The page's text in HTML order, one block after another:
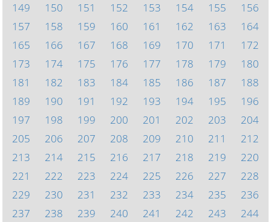
149
150 151 152 153 154 155
156
157
158 159 160 161 162 163
164
165
166 167 168 169 170 171
172
173
174 175 176 177 178 179
180
181
182 183 184 185 186 187
188
189
190 191 192 193 194 195
196
197
198 199 200 201 202 203
204
205
206 207 208 209 210 211
212
213
214 215 216 217 218 219
220
221
222 223 224 225 226 227
228
229
230 231 232 233 234 235
236
237
238 239 240 241 242 243
244